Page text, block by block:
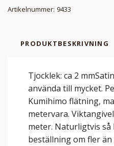
Artikelnummer: 9433
PRODUKTBESKRIVNING
Tjocklek: ca 2
använda till mycket.
Kumihimo flätning,
metervara.
meter. Naturligtvis så
beställning om fler